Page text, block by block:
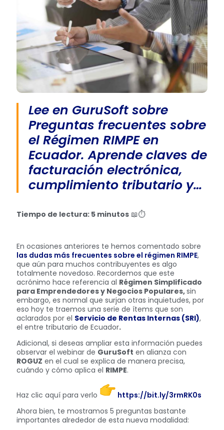
Lee en GuruSoft sobre
Preguntas frecuentes sobre
el Régimen RIMPE en
Ecuador. Aprende claves de
facturación electrónica,
cumplimiento tributario y…
Tiempo de lectura: 5 minutos 📖⏱️
En ocasiones anteriores te hemos comentado sobre
las dudas más frecuentes sobre el régimen RIMPE,
que aún para muchos contribuyentes es algo
totalmente novedoso. Recordemos que este
acrónimo hace referencia al Régimen Simplificado
para Emprendedores y Negocios Populares,sin
embargo, es normal que surjan otras inquietudes, por
eso hoy te traemos una serie de ítems que son
aclarados por el Servicio de Rentas Internas (SRI),
el entre tributario de Ecuador.
Adicional, si deseas ampliar esta información puedes
observar el webinar de GuruSoft en alianza con
ROGUZ en el cual se explica de manera precisa,
cuándo y cómo aplica el RIMPE.
Haz clic aquí para verlo
https://bit.ly/3rmRK0s
Ahora bien, te mostramos 5 preguntas bastante
importantes alrededor de esta nueva modalidad: